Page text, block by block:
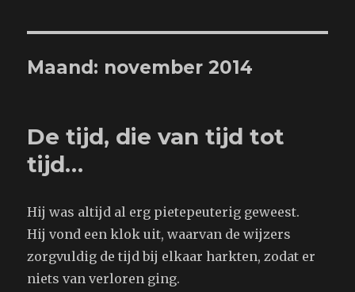
Maand: november 2014
De tijd, die van tijd tot
tijd…
Hij was altijd al erg pietepeuterig geweest.
Hij vond een klok uit, waarvan de wijzers
zorgvuldig de tijd bij elkaar harkten, zodat er
niets van verloren ging.